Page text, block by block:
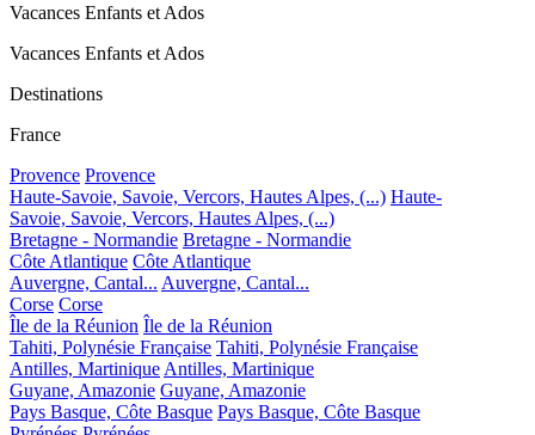
Vacances Enfants et Ados
Vacances Enfants et Ados
Destinations
France
Provence Provence
Haute-Savoie, Savoie, Vercors, Hautes Alpes, (...) Haute-
Savoie, Savoie, Vercors, Hautes Alpes, (...)
Bretagne - Normandie Bretagne - Normandie
Côte Atlantique Côte Atlantique
Auvergne, Cantal... Auvergne, Cantal...
Corse Corse
Île de la Réunion Île de la Réunion
Tahiti, Polynésie Française Tahiti, Polynésie Française
Antilles, Martinique Antilles, Martinique
Guyane, Amazonie Guyane, Amazonie
Pays Basque, Côte Basque Pays Basque, Côte Basque